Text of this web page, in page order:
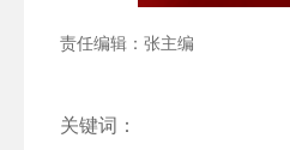
责任编辑：张主编
关键词：